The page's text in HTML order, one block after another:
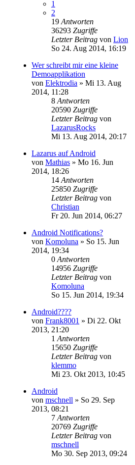
1
2
19 Antworten
36293 Zugriffe
Letzter Beitrag von Lion
So 24. Aug 2014, 16:19
Wer schreibt mir eine kleine
Demoapplikation
von Elektrodia » Mi 13. Aug
2014, 11:28
8 Antworten
20590 Zugriffe
Letzter Beitrag von
LazarusRocks
Mi 13. Aug 2014, 20:17
Lazarus auf Android
von Mathias » Mo 16. Jun
2014, 18:26
14 Antworten
25850 Zugriffe
Letzter Beitrag von
Christian
Fr 20. Jun 2014, 06:27
Android Notifications?
von Komoluna » So 15. Jun
2014, 19:34
0 Antworten
14956 Zugriffe
Letzter Beitrag von
Komoluna
So 15. Jun 2014, 19:34
Android????
von Frank8001 » Di 22. Okt
2013, 21:20
1 Antworten
15650 Zugriffe
Letzter Beitrag von
klemmo
Mi 23. Okt 2013, 10:45
Android
von mschnell » So 29. Sep
2013, 08:21
7 Antworten
20769 Zugriffe
Letzter Beitrag von
mschnell
Mo 30. Sep 2013, 09:24